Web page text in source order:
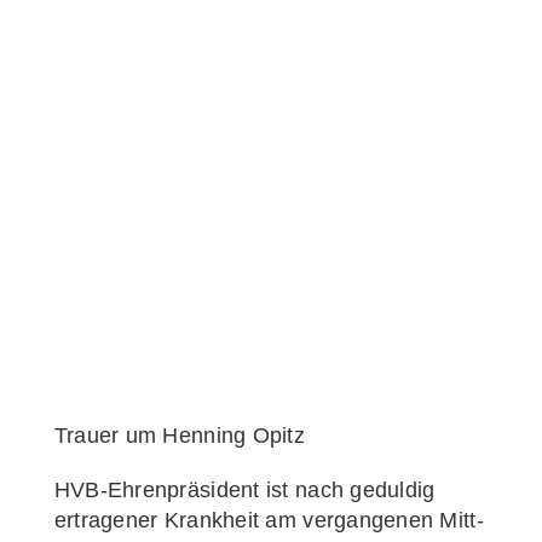
Trau­er um Hen­ning Opitz
HVB-Ehren­prä­­si­­dent ist nach gedul­dig
ertra­ge­ner Krank­heit am ver­gan­ge­nen Mitt­